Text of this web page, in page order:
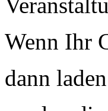
Wenn Ihr
dann